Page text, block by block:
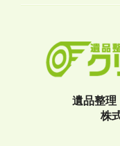
遺品整理
株